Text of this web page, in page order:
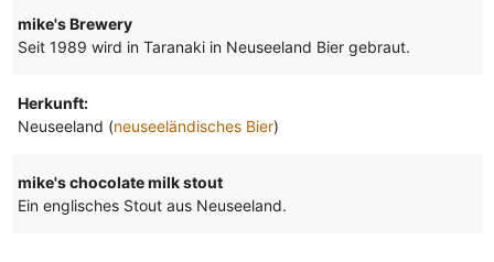
mike's Brewery
Seit 1989 wird in Taranaki in Neuseeland Bier gebraut.
Herkunft:
Neuseeland (neuseeländisches Bier)
mike's chocolate milk stout
Ein englisches Stout aus Neuseeland.